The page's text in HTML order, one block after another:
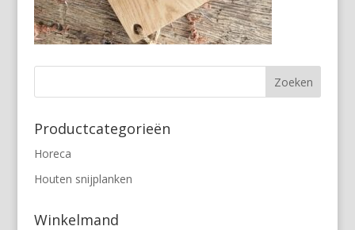
Productcategorieën
Horeca
Houten snijplanken
Winkelmand